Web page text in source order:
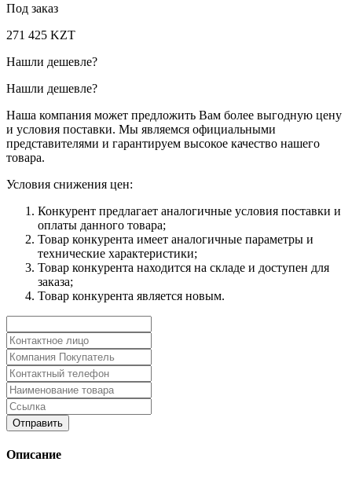
Под заказ
271 425 KZT
Нашли дешевле?
Нашли дешевле?
Наша компания может предложить Вам более выгодную цену
и условия поставки. Мы являемся официальными
представителями и гарантируем высокое качество нашего
товара.
Условия снижения цен:
Конкурент предлагает аналогичные условия поставки и
оплаты данного товара;
Товар конкурента имеет аналогичные параметры и
технические характеристики;
Товар конкурента находится на складе и доступен для
заказа;
Товар конкурента является новым.
Описание